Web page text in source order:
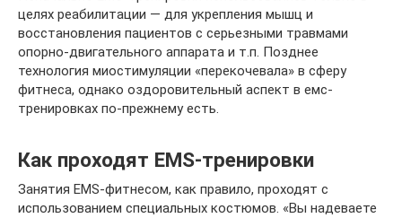
целях реабилитации — для укрепления мышц и
восстановления пациентов с серьезными травмами
опорно-двигательного аппарата и т.п. Позднее
технология миостимуляции «перекочевала» в сферу
фитнеса, однако оздоровительный аспект в емс-
тренировках по-прежнему есть.
Как проходят EMS-тренировки
Занятия EMS-фитнесом, как правило, проходят с
использованием специальных костюмов. «Вы надеваете